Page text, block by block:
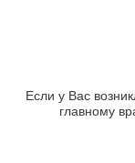
Если у Вас
главному